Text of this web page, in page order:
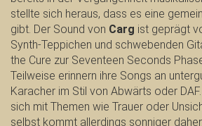
stellte sich heraus, dass es eine
gibt. Der Sound von Carg ist geprägt
Synth-Teppichen und schwebenden
the Cure zur Seventeen Seconds
Teilweise erinnern ihre Songs an
Karacher im Stil von Abwärts oder
sich mit Themen wie Trauer oder
selbst kommt allerdings sonniger